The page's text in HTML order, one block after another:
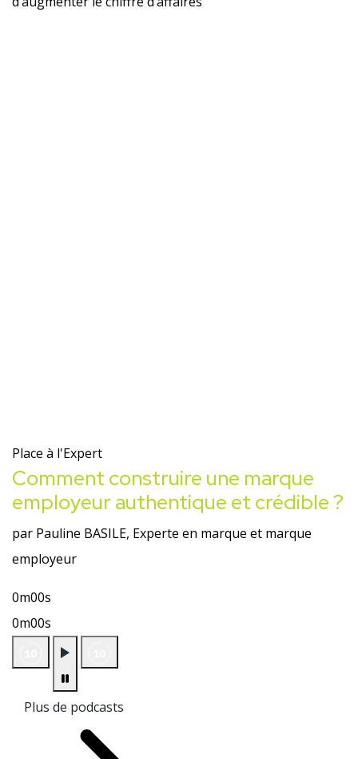
Place à l'Expert
Comment construire une marque
employeur authentique et crédible ?
par Pauline BASILE, Experte en marque et marque
employeur
0m00s
0m00s
Plus de podcasts